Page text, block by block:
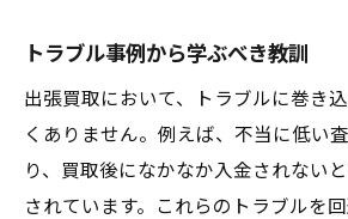
トラブル事例から学ぶべき教訓
出張買取において、トラブルに巻き
くありません。例えば、不当に低い
り、買取後になかなか入金されない
されています。これらのトラブルを回